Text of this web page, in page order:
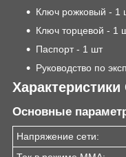
Ключ рожковый - 1
Ключ торцевой - 1
Паспорт - 1 шт
Руководство по
Основные
Напряжение сети: